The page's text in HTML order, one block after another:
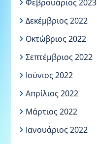
Φεβρουάριος 2023
Δεκέμβριος 2022
Οκτώβριος 2022
Σεπτέμβριος 2022
Ιούνιος 2022
Απρίλιος 2022
Μάρτιος 2022
Ιανουάριος 2022